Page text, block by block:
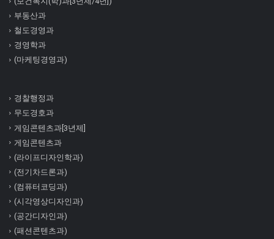
부동산과
철도경영과
경영학과
(마케팅경영과)
경찰행정과
무도경호과
게임콘텐츠과[3년제]
게임콘텐츠과
(라이프디자인학과)
(전기차드론과)
(컴퓨터코딩과)
(시각영상디자인과)
(공간디자인과)
(패션콘텐츠과)